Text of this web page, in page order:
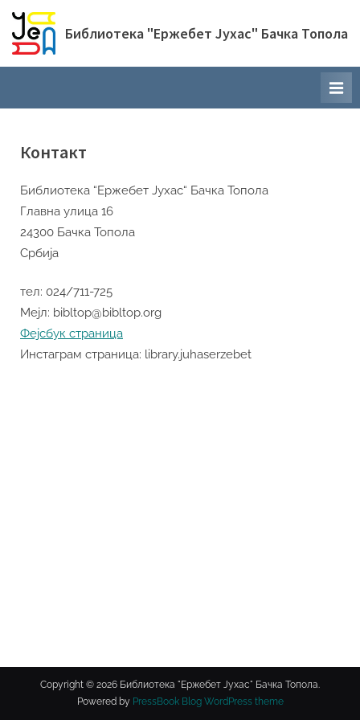
Skip
content
Библиотека "Ержебет Јухас" Бачка Топола
Контакт
Библиотека “Ержебет Јухас“ Бачка Топола
Главна улица 16
24300 Бачка Топола
Србија
тел: 024/711-725
Мејл: bibltop@bibltop.org
Фејсбук страница
Инстаграм страница: library.juhaserzebet
Copyright © 2026 Библиотека "Ержебет Јухас" Бачка Топола.
Powered by PressBook Blog WordPress theme